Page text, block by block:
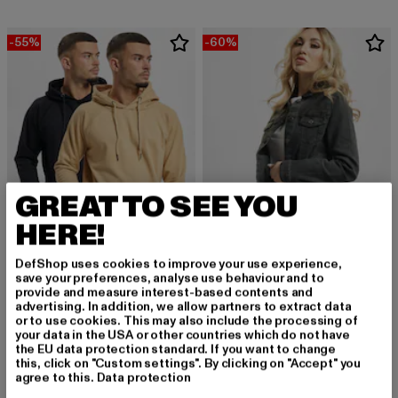
-55%
DENIM PROJECT
Dpbasic 2 Pack
24,75 EUR
Derzeitiger Preis: 24,75 EUR
54,99 EUR Aktionspreis: 54,99 EUR
-60%
DENIM PROJECT
Dpwlara
26,00 EUR
Derzeitiger Preis: 26,00 EUR
64,99 EURAktionspreis:
GREAT TO SEE YOU
HERE!
DefShop uses cookies to improve your use experience,
save your preferences, analyse use behaviour and to
provide and measure interest-based contents and
advertising. In addition, we allow partners to extract data
or to use cookies. This may also include the processing of
your data in the USA or other countries which do not have
the EU data protection standard. If you want to change
this, click on "Custom settings". By clicking on "Accept" you
agree to this. Data protection